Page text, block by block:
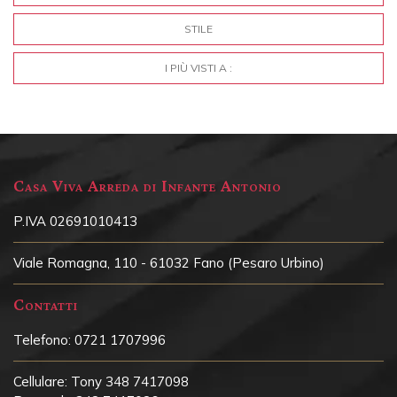
STILE
I PIÙ VISTI A :
Casa Viva Arreda di Infante Antonio
P.IVA 02691010413
Viale Romagna, 110 - 61032 Fano (Pesaro Urbino)
Contatti
Telefono: 0721 1707996
Cellulare: Tony 348 7417098